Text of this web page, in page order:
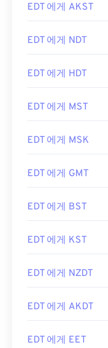
EDT 에게 AKST
EDT 에게 NDT
EDT 에게 HDT
EDT 에게 MST
EDT 에게 MSK
EDT 에게 GMT
EDT 에게 BST
EDT 에게 KST
EDT 에게 NZDT
EDT 에게 AKDT
EDT 에게 EET